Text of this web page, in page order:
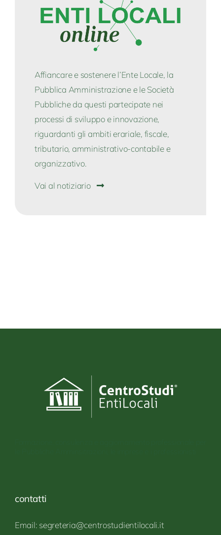
Affiancare e sostenere l’Ente Locale, la
Pubblica Amministrazione e le Società
Pubbliche da questi partecipate nei
processi di sviluppo e innovazione,
riguardanti gli ambiti erariale, fiscale,
tributario, amministrativo-contabile e
organizzativo.
Vai al notiziario
contatti
Email: segreteria@centrostudientilocali.it